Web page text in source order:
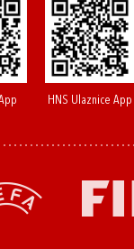
HNS Ulaznice App